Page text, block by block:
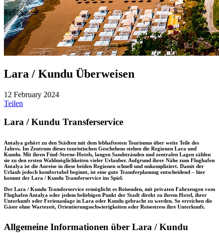
Lara / Kundu Überweisen
12 February 2024
Teilen
Lara / Kundu Transferservice
Antalya gehört zu den Städten mit dem lebhaftesten Tourismus über weite Teile des
Jahres. Im Zentrum dieses touristischen Geschehens stehen die Regionen Lara und
Kundu. Mit ihren Fünf-Sterne-Hotels, langen Sandstränden und zentralen Lagen zählen
sie zu den ersten Wahlmöglichkeiten vieler Urlauber. Aufgrund ihrer Nähe zum Flughafen
Antalya ist die Anreise in diese beiden Regionen schnell und unkompliziert. Damit der
Urlaub jedoch komfortabel beginnt, ist eine gute Transferplanung entscheidend – hier
kommt der Lara / Kundu Transferservice ins Spiel.
Der Lara / Kundu Transferservice ermöglicht es Reisenden, mit privaten Fahrzeugen vom
Flughafen Antalya oder jedem beliebigen Punkt der Stadt direkt zu ihrem Hotel, ihrer
Unterkunft oder Ferienanlage in Lara oder Kundu gebracht zu werden. So erreichen die
Gäste ohne Wartezeit, Orientierungsschwierigkeiten oder Reisestress ihre Unterkunft.
Allgemeine Informationen über Lara / Kundu